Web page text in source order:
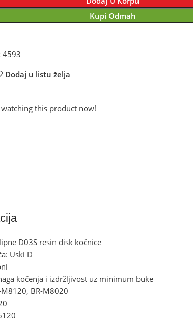
Kupi Odmah
4593
Dodaj u listu želja
watching this product now!
D03S resin disk kočnice
Uski D
kočenja i izdržljivost uz minimum buke
M8120, BR-M8020